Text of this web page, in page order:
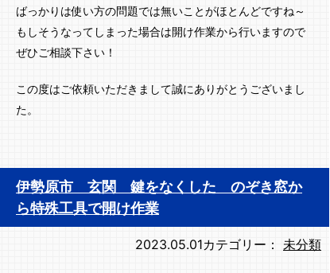
ばっかりは使い方の問題では無いことがほとんどですね～
もしそうなってしまった場合は開け作業から行いますので
ぜひご相談下さい！
この度はご依頼いただきまして誠にありがとうございまし
た。
伊勢原市 玄関 鍵をなくした のぞき窓か
ら特殊工具で開け作業
2023.05.01カテゴリー： 未分類